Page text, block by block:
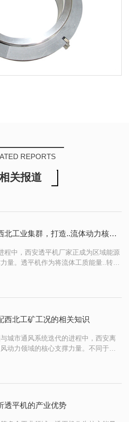
REPORTS
关报道
为什么说透平机是立足西北工业集群，打造..流体动力核心装备
程中，西安透平机厂家正成为区域能源
量。透平机作为将流体工质能量..转化
的西安透平机厂家，依托西北丰富的
西北工矿工况的相关知识
城市通风系统迭代的进程中，西安离
动力领域的核心支撑力量。不同于跨
产、废气处理、建筑通风等场景提供
透平机的产业优势